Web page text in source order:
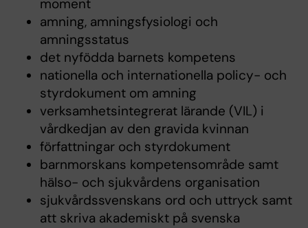
moment
amning, amningsfysiologi och
amningsstatus
det nyfödda barnets kompetens
nationella och internationella policy- och
styrdokument om amning
verksamhetsintegrerat lärande (VIL) i
vårdkedjan av den gravida kvinnan
författningar och styrdokument
barnmorskans kompetensområde samt
hälso- och sjukvårdens organisation
sjukvårdssvenskans ord och uttryck samt
att skriva akademiskt på svenska